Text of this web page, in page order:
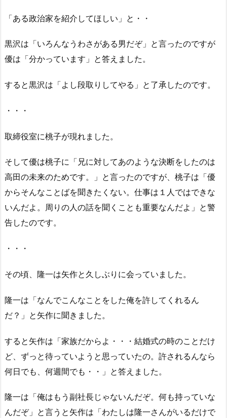
「ある政治家を紹介してほしい」と・・
黒沢は「いろんなうわさがある男だぞ」と言ったのですが
優は「分かっています」と答えました。
すると黒沢は「よし段取りしてやる」と了承したのです。
・・・
取締役室に桃子が現れました。
そして優は桃子に「兄に対してあのような決断をしたのは
高田の未来のためです。」と言ったのですが、桃子は「優
からそんなことばを聞きたくない。仕事は１人ではできな
いんだよ。周りの人の話を聞くことも重要なんだよ」と警
告したのです。
・・・
その頃、隆一は矢作と久しぶりに会っていました。
隆一は「なんでこんなことをした俺を許してくれるん
だ？」と矢作に聞きました。
すると矢作は「家族だからよ・・・結婚式の時のことだけ
ど、ずっと待っていようと思っていたの。許されるんなら
何日でも、何週間でも・・」と答えました。
隆一は「俺はもう副社長じゃないんだぞ。何も持っていな
んだぞ」と言うと矢作は「わたしは隆一さんがいるだけで